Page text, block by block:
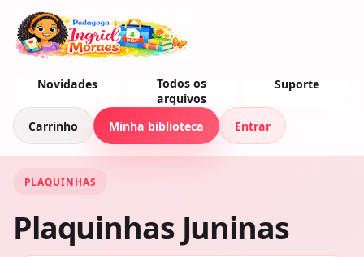
Novidades
Todos os
arquivos
Suporte
Carrinho Minha biblioteca Entrar
PLAQUINHAS
Plaquinhas Juninas